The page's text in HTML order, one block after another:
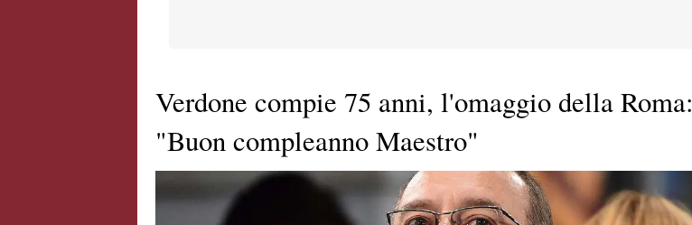
Verdone compie 75 anni, l'omaggio della Roma:
"Buon compleanno Maestro"